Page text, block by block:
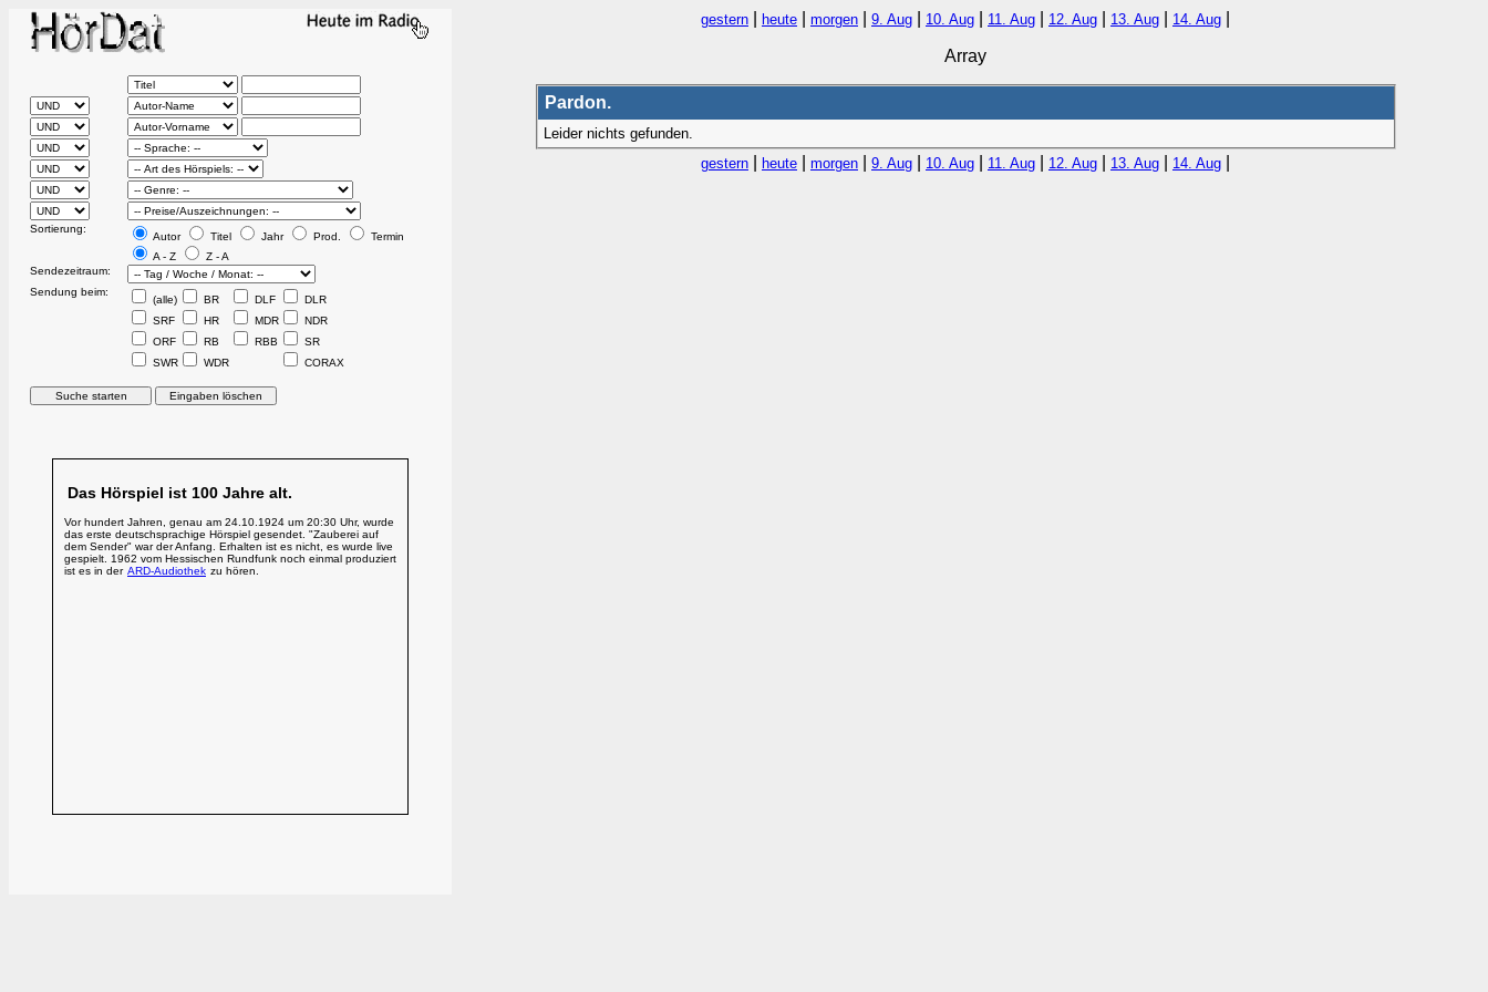
Sortierung:
Autor Titel Jahr Prod.
Termin
A - Z
Z - A
Sendezeitraum:
Sendung beim:
(alle) BR DLF
DLR
SRF
HR MDR
NDR
ORF
RB RBB
SR
SWR
WDR CORAX
Das Hörspiel ist 100 Jahre alt.
Vor hundert Jahren, genau am 24.10.1924 um 20:30 Uhr, wurde
das erste deutschsprachige Hörspiel gesendet. "Zauberei auf
dem Sender" war der Anfang. Erhalten ist es nicht, es wurde live
gespielt. 1962 vom Hessischen Rundfunk noch einmal produziert
ist es in der ARD-Audiothek zu hören.
gestern heute morgen 9. Aug 10. Aug 11. Aug 12. Aug 13. Aug 14. Aug
Array
Pardon.
Leider nichts gefunden.
gestern
heute morgen 9. Aug 10. Aug 11. Aug 12. Aug 13. Aug 14. Aug